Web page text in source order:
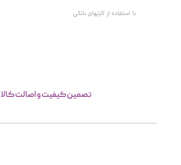
با استفاده از کارتهای بانکی
تصمین کیفیت و اصالت کالا